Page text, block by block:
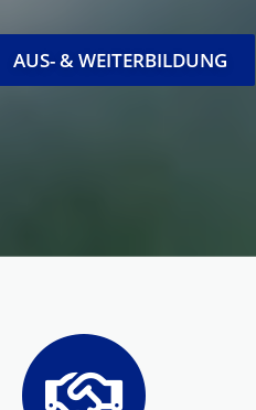
AUS- & WEITERBILDUNG